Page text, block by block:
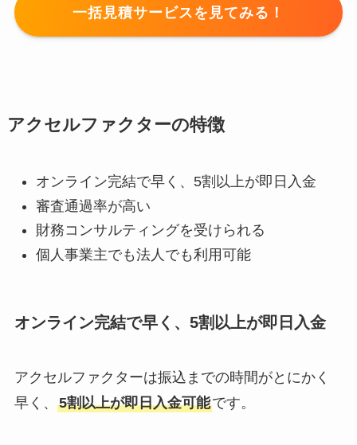
一括見積サービスを見てみる！
アクセルファクターの特徴
オンライン完結で早く、5割以上が即日入金
審査通過率が高い
財務コンサルティングを受けられる
個人事業主でも法人でも利用可能
オンライン完結で早く、5割以上が即日入金
アクセルファクターは振込までの時間がとにかく
早く、 5割以上が即日入金可能です。